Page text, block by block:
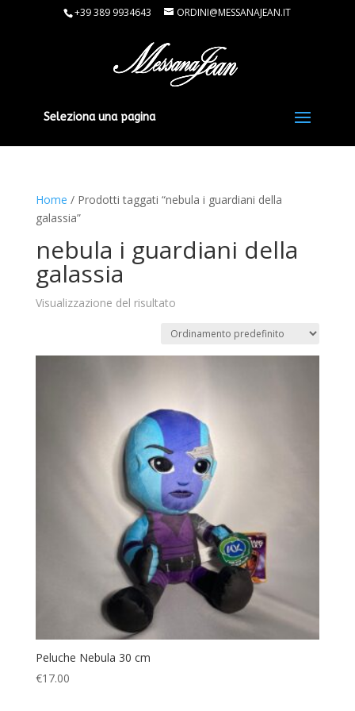
+39 389 9934643 ORDINI@MESSANAJEAN.IT
Seleziona una pagina
Home / Prodotti taggati “nebula i guardiani della
galassia”
nebula i guardiani della
galassia
Visualizzazione del risultato
Peluche Nebula 30 cm
€17.00